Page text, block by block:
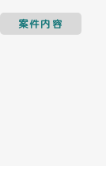
案件内容